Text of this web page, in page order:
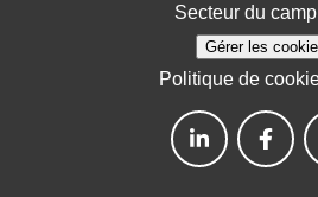
Secteur du
Gérer les
Politique de